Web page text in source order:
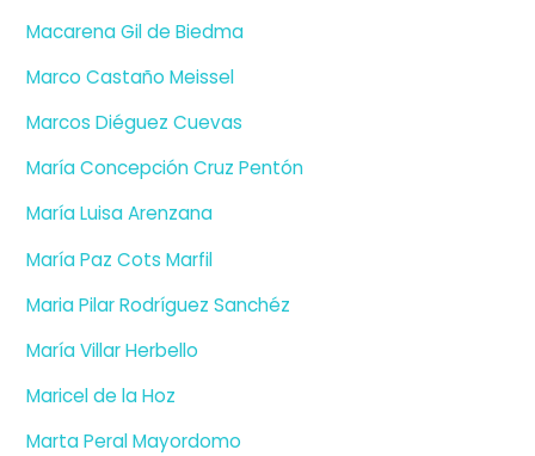
Macarena Gil de Biedma
Marco Castaño Meissel
Marcos Diéguez Cuevas
María Concepción Cruz Pentón
María Luisa Arenzana
María Paz Cots Marfil
Maria Pilar Rodríguez Sanchéz
María Villar Herbello
Maricel de la Hoz
Marta Peral Mayordomo